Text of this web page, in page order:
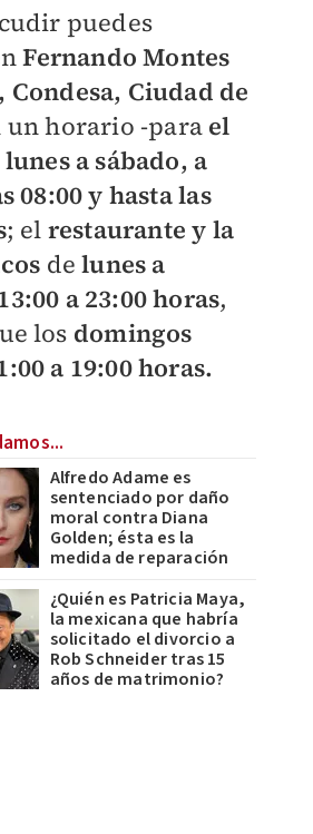
puedes
Fernando Montes
Condesa, Ciudad de
un horario -parael
lunes a sábado, a
08:00 y hasta las
; el restaurante y la
delunes a
a 23:00 horas,
los domingos
a 19:00 horas.
Alfredo Adame es
sentenciado por daño
moral contra Diana
Golden; ésta es la
medida de reparación
¿Quién es Patricia Maya,
la mexicana que habría
solicitado el divorcio a
Rob Schneider tras 15
años de matrimonio?